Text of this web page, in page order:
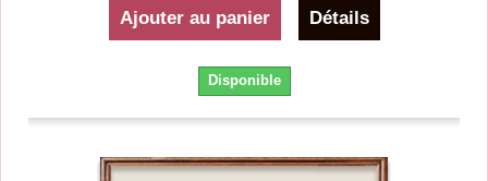
Ajouter au panier Détails
Disponible